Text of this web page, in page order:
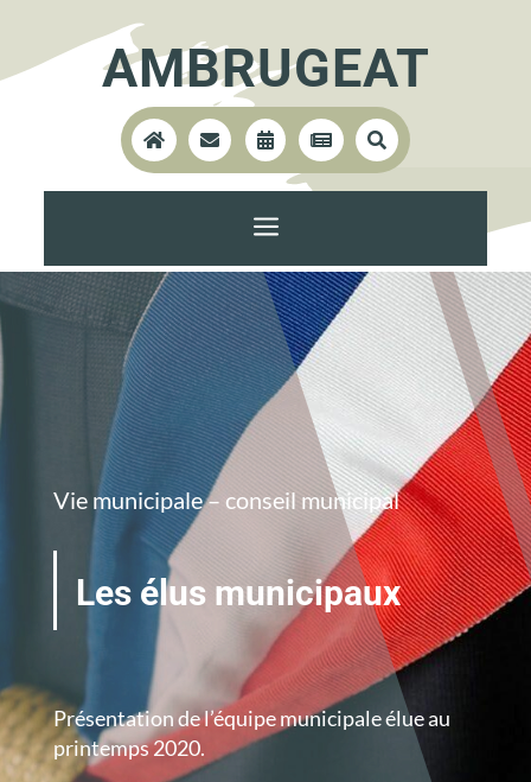
AMBRUGEAT
    
a
Vie municipale – conseil municipal
Les élus municipaux
Présentation de l’équipe municipale élue au
printemps 2020.